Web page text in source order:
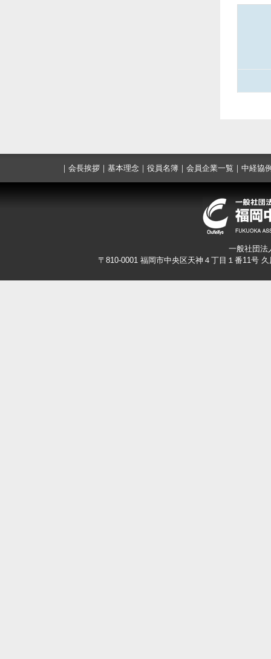
｜ 会長挨拶 ｜ 基本理念 ｜ 役員名簿 ｜ 会員企業一覧 ｜ 中経協
一般社団法
〒810-0001 福岡市中央区天神４丁目１番11号